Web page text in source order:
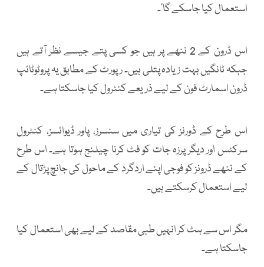
استعمال کیا جاسکے گا'۔
اس ڈرون کے 2 ننھے پر ہیں جو کسی پتے جیسے نظر آتے ہیں
جبکہ ٹانگیں بہت زیادہ پتلی ہیں۔ رپورٹ کے مطابق یہ پروٹوٹائپ
ڈرون اسمارٹ فون کے لیے ذریعے کنٹرول کیا جاسکتا ہے۔
اس طرح کے ڈورنز کی تیاری میں سنسرز، پاور ڈیوائسز، کنٹرول
سرکٹس اور دیگر پرزہ جات کو فٹ کرنا چیلنج ہوتا ہے۔ اس طرح
کے ننھے ڈرونز کو فوجی اپنے اردگرد کے ماحول کی جانچ پڑتال کے
لیے استعمال کرسکتے ہیں۔
مگر اس سے ہٹ کر انہیں طبی مقاصد کے لیے بھی استعمال کیا
جاسکتا ہے۔